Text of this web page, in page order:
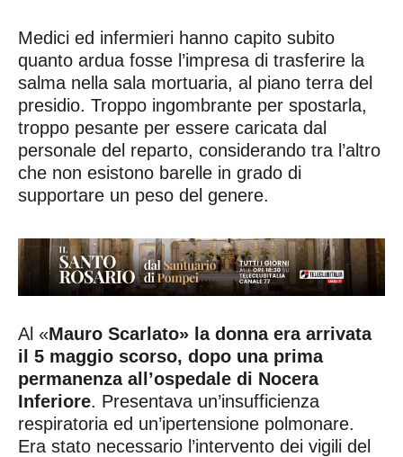
Medici ed infermieri hanno capito subito
quanto ardua fosse l’impresa di trasferire la
salma nella sala mortuaria, al piano terra del
presidio. Troppo ingombrante per spostarla,
troppo pesante per essere caricata dal
personale del reparto, considerando tra l’altro
che non esistono barelle in grado di
supportare un peso del genere.
Al «Mauro Scarlato» la donna era arrivata
il 5 maggio scorso, dopo una prima
permanenza all’ospedale di Nocera
Inferiore. Presentava un’insufficienza
respiratoria ed un’ipertensione polmonare.
Era stato necessario l’intervento dei vigili del